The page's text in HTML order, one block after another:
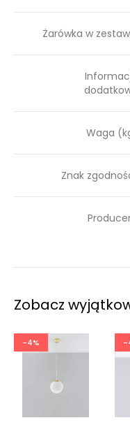
Żarówka w
Waga
Znak
Zobacz
-4% -